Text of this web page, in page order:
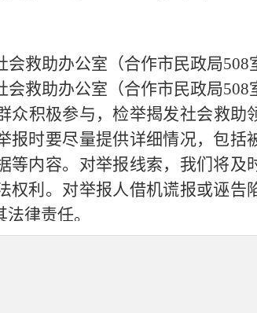
救助办公室（合作市民政局508
救助办公室（合作市民政局508
众积极参与，检举揭发社会救助
报时要尽量提供详细情况，包括
等内容。对举报线索，我们将及
利。对举报人借机谎报或诬告
律责任。